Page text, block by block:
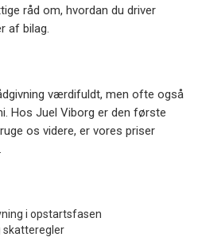
råd om, hvordan du driver
af bilag.
værdifuldt, men ofte også
Hos Juel Viborg er den første
os videre, er vores priser
i opstartsfasen
skatteregler